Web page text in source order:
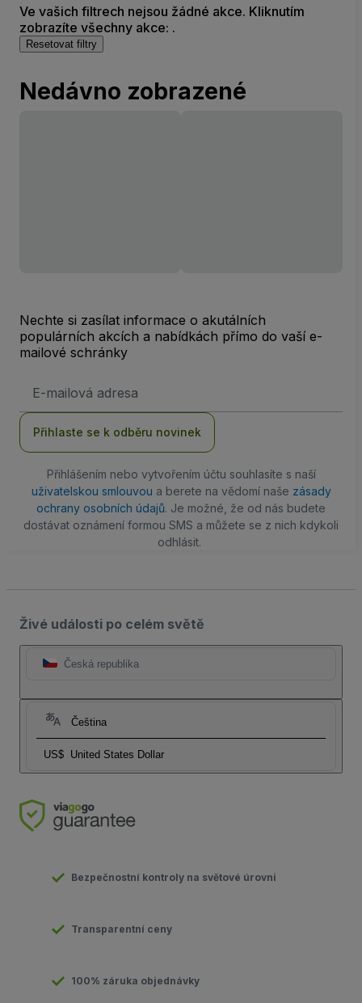
Ve vašich filtrech nejsou žádné akce. Kliknutím
zobrazíte všechny akce: .
Resetovat filtry
Nedávno zobrazené
Nechte si zasílat informace o akutálních
populárních akcích a nabídkách přímo do vaší e-
mailové schránky
adresa
Přihlaste se k odběru novinek
Přihlášením nebo vytvořením účtu souhlasíte s naší
uživatelskou smlouvou a berete na vědomí naše zásady
ochrany osobních údajů. Je možné, že od nás budete
dostávat oznámení formou SMS a můžete se z nich kdykoli
odhlásit.
Živé události po celém světě
Česká republika
Čeština
US$ United States Dollar
Bezpečnostní kontroly na světové úrovni
Transparentní ceny
100% záruka objednávky